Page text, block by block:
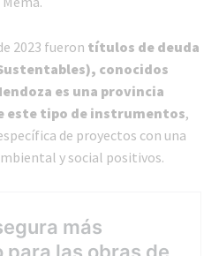
2023 fueron títulos de deuda
conocidos
es una provincia
este tipo de instrumentos,
de proyectos con una
y social positivos.